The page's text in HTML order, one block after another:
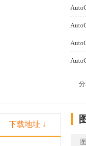
分
下载地址 ↓